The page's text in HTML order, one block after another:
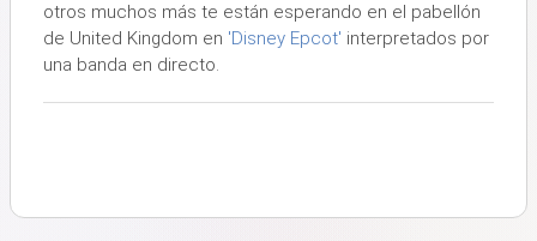
otros muchos más te están esperando en el pabellón
de United Kingdom en 'Disney Epcot' interpretados por
una banda en directo.